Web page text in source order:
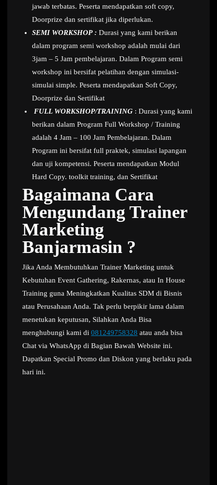
jawab terbatas. Peserta mendapatkan soft copy,
Doorprize dan sertifikat jika diperlukan.
SEMI WORKSHOP : Durasi yang kami berikan
dalam program semi workshop adalah mulai dari
3jam – 5 Jam pembelajaran. Dalam Program semi
workshop ini bersifat pelatihan dengan simulasi-
simulai simple. Peserta mendapatkan Soft Copy,
Doorprize dan Sertifikat
FULL WORKSHOP/TRAINING : Durasi yang kami
berikan dalam Program Full Workshop / Training
adalah 4 Jam – 100 Jam Pembelajaran. Dalam
Program ini bersifat full praktek, simulasi lapangan
dan uji kompetensi. Peserta mendapatkan Modul
Hard Copy. toolkit training, dan Sertifikat
Bagaimana Cara
Mengundang Trainer
Marketing
Banjarmasin ?
Jika Anda Membutuhkan Trainer Marketing untuk
Kebutuhan Event Gathering, Rakernas, atau In House
Training guna Meningkatkan Kualitas SDM di Bisnis
atau Perusahaan Anda. Tak perlu berpikir lama dalam
menetukan keputusan, Silahkan Anda Bisa
menghubungi kami di 081249758328 atau anda bisa
Chat via WhatsApp di Bagian Bawah Website ini.
Dapatkan Special Promo dan Diskon yang berlaku pada
hari ini.